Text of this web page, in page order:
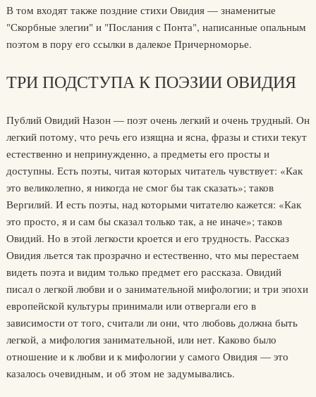
В том входят также поздние стихи Овидия — знаменитые
"Скорбные элегии" и "Послания с Понта", написанные опальным
поэтом в пору его ссылки в далекое Причерноморье.
ТРИ ПОДСТУПА К ПОЭЗИИ ОВИДИЯ
Публий Овидий Назон — поэт очень легкий и очень трудный. Он
легкий потому, что речь его изящна и ясна, фразы и стихи текут
естественно и непринужденно, а предметы его просты и
доступны. Есть поэты, читая которых читатель чувствует: «Как
это великолепно, я никогда не смог бы так сказать»; таков
Вергилий. И есть поэты, над которыми читателю кажется: «Как
это просто, я и сам бы сказал только так, а не иначе»; таков
Овидий. Но в этой легкости кроется и его трудность. Рассказ
Овидия льется так прозрачно и естественно, что мы перестаем
видеть поэта и видим только предмет его рассказа. Овидий
писал о легкой любви и о занимательной мифологии; и три эпохи
европейской культуры принимали или отвергали его в
зависимости от того, считали ли они, что любовь должна быть
легкой, а мифология занимательной, или нет. Каково было
отношение и к любви и к мифологии у самого Овидия — это
казалось очевидным, и об этом не задумывались.